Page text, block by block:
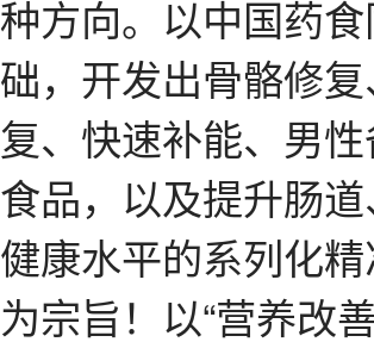
种方向。以中国药
础，开发出骨骼修
复、快速补能、男
食品，以及提升肠
健康水平的系列化
为宗旨！以“营养改